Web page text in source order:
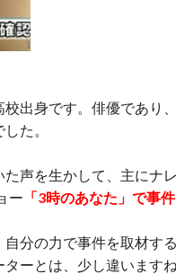
出身です。俳優であり
た。
声を生かして、主にナ
ー 「3時のあなた」で事
分の力で事件を取材す
ーとは、少し違いますね